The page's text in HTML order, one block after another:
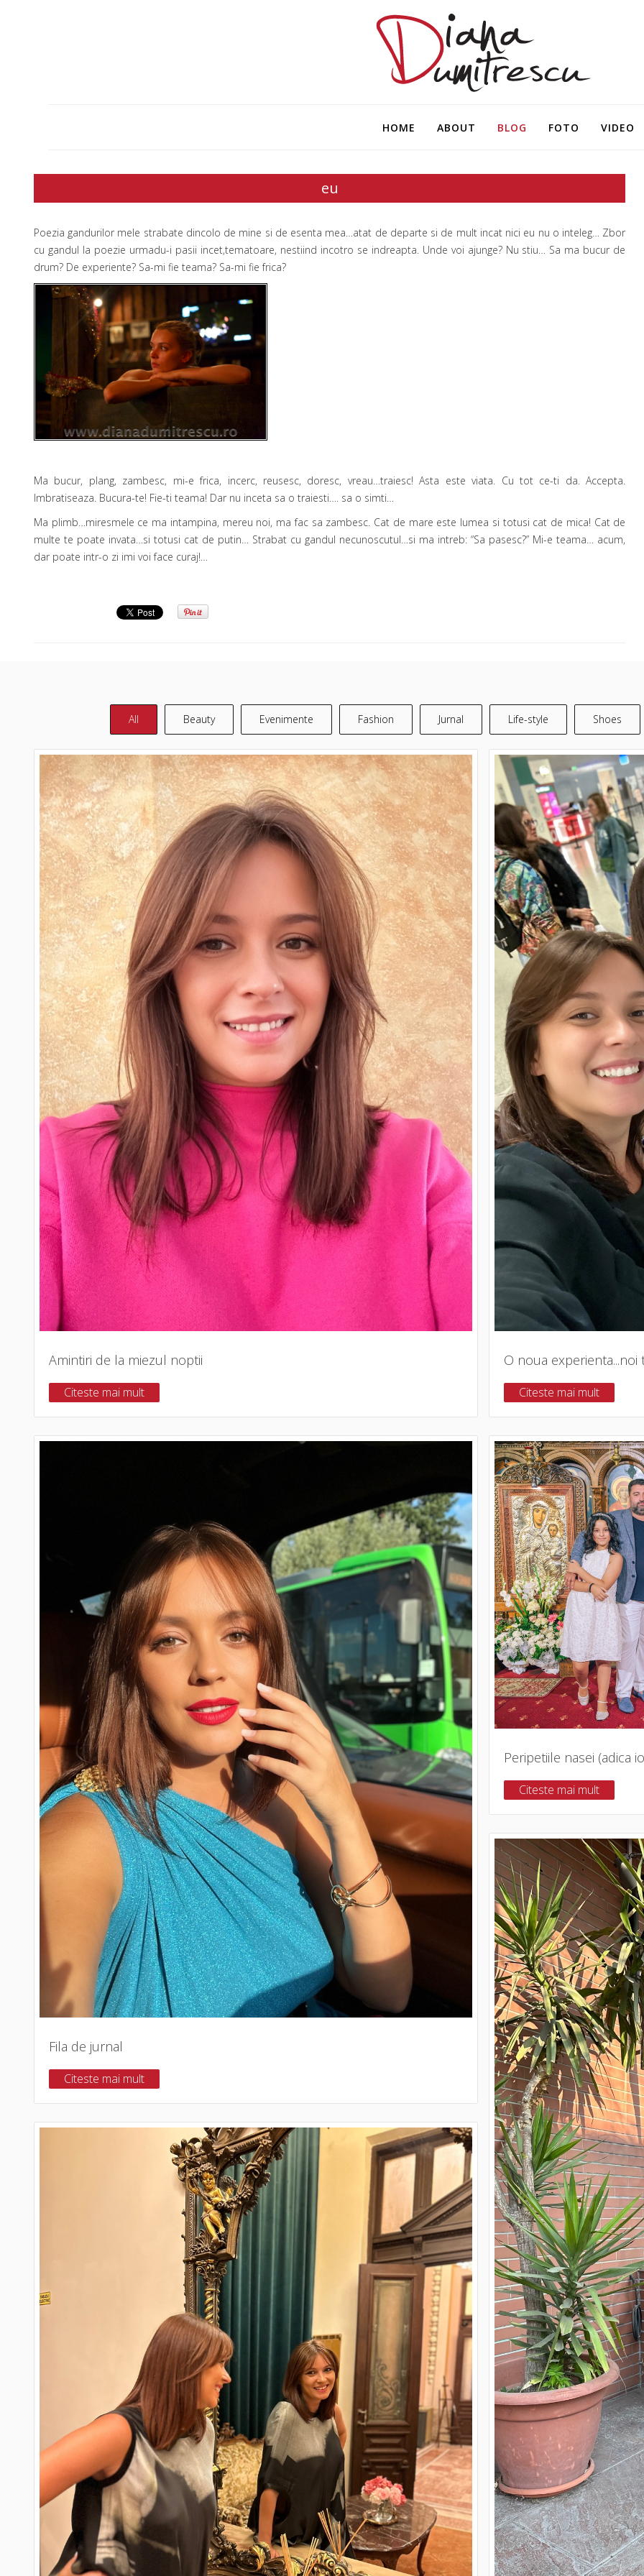
HOME ABOUT BLOG FOTO VIDEO
eu
Poezia gandurilor mele strabate dincolo de mine si de esenta mea…atat de departe si de mult incat nici eu nu o inteleg… Zbor
cu gandul la poezie urmadu-i pasii incet,tematoare, nestiind incotro se indreapta. Unde voi ajunge? Nu stiu… Sa ma bucur de
drum? De experiente? Sa-mi fie teama? Sa-mi fie frica?
Ma bucur, plang, zambesc, mi-e frica, incerc, reusesc, doresc, vreau…traiesc! Asta este viata. Cu tot ce-ti da. Accepta.
Imbratiseaza. Bucura-te! Fie-ti teama! Dar nu inceta sa o traiesti…. sa o simti…
Ma plimb…miresmele ce ma intampina, mereu noi, ma fac sa zambesc. Cat de mare este lumea si totusi cat de mica! Cat de
multe te poate invata…si totusi cat de putin… Strabat cu gandul necunoscutul…si ma intreb: “Sa pasesc?” Mi-e teama… acum,
dar poate intr-o zi imi voi face curaj!…
All Beauty Evenimente Fashion Jurnal Life-style Shoes
Amintiri de la miezul noptii
Citeste mai mult
O noua experienta...noi
Citeste mai mult
Fila de jurnal
Citeste mai mult
Peripetiile nasei (adica
Citeste mai mult